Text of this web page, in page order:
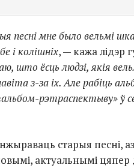
песні мне было вельмі
і колішніх, — кажа лідэр
што ёсць людзі, якія
з-за іх. Але рабіць
рэтраспектыву» ў
старыя песні,
актуальнымі цяпер